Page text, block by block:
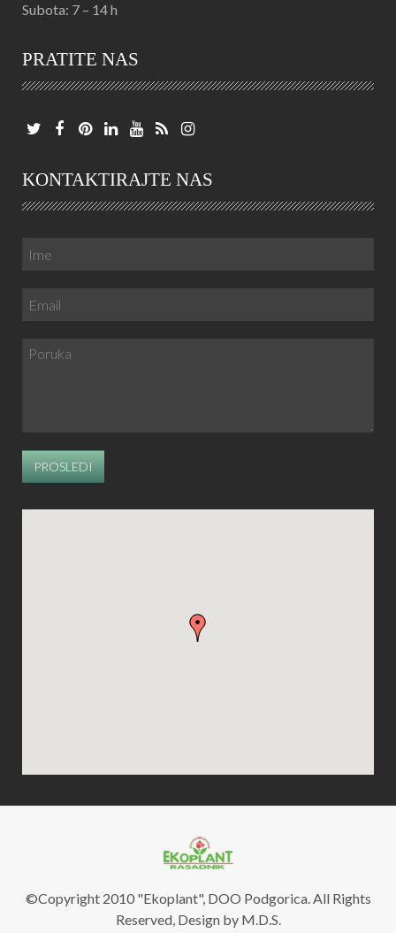
Subota: 7 – 14 h
PRATITE NAS
KONTAKTIRAJTE NAS
PROSLEDI
©Copyright 2010 "Ekoplant", DOO Podgorica. All Rights
Reserved, Design by M.D.S.